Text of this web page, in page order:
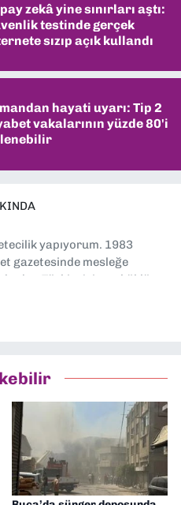
zekâ yine sınırları aştı:
testinde gerçek
sızıp açık kullandı
hayati uyarı: Tip 2
vakalarının yüzde 80'i
yapıyorum. 1983
gazetesinde mesleğe
Türkiye’nin en köklü
müdür yardımcısı ve spor
görev yaptım. Ayrıca Yeni
editörlük yapıyorum